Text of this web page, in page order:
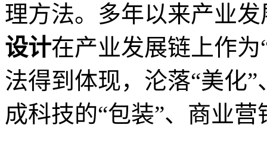
理方法。多年以来产业
设计在产业发展链上作
法得到体现，沦落“美化
成科技的“包装”、商业营